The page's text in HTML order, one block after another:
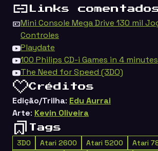
Links
Mini Console Mega Drive 130 mil
Controles
Playdate
100 Philips CD-i Games in 4 minutes
The Need for Speed (3DO)
Créditos
Edição/Trilha: Edu Aurrai
Arte: Kevin Oliveira
Tags
3DO Atari 2600 Atari 5200 Atari